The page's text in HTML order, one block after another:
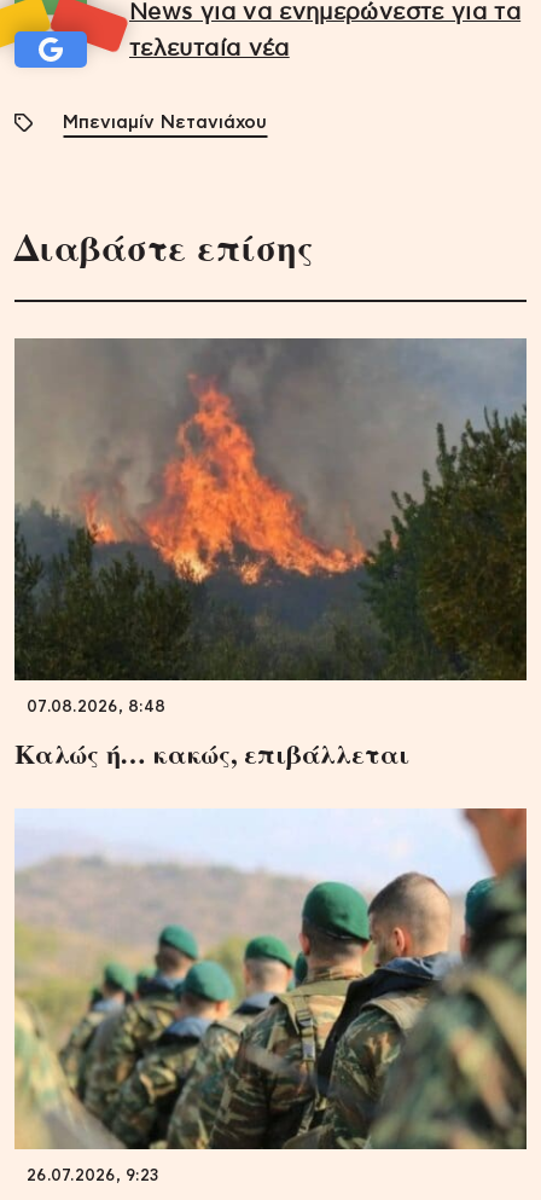
News για να ενημερώνεστε για τα
τελευταία νέα
Μπενιαμίν Νετανιάχου
Διαβάστε επίσης
07.08.2026, 8:48
Καλώς ή… κακώς, επιβάλλεται
26.07.2026, 9:23